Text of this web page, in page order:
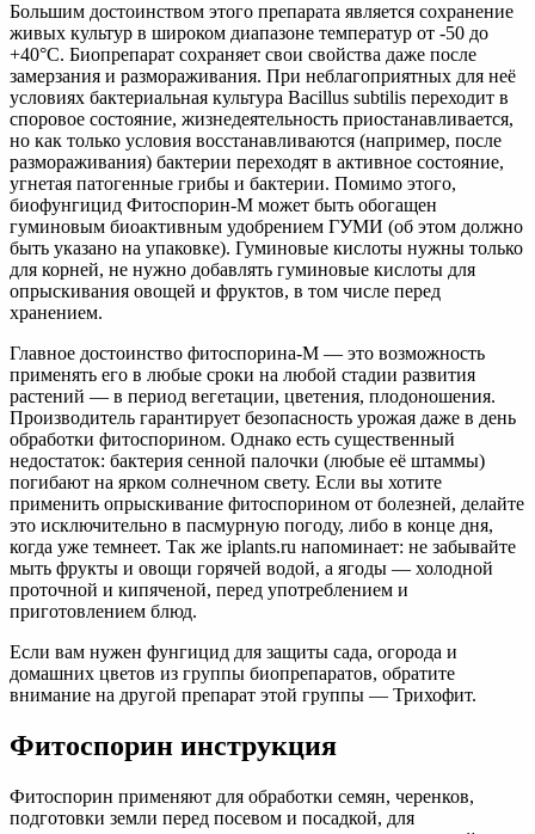
Большим достоинством этого препарата является сохранение
живых культур в широком диапазоне температур от -50 до
+40°С. Биопрепарат сохраняет свои свойства даже после
замерзания и размораживания. При неблагоприятных для неё
условиях бактериальная культура Bacillus subtilis переходит в
споровое состояние, жизнедеятельность приостанавливается,
но как только условия восстанавливаются (например, после
размораживания) бактерии переходят в активное состояние,
угнетая патогенные грибы и бактерии. Помимо этого,
биофунгицид Фитоспорин-М может быть обогащен
гуминовым биоактивным удобрением ГУМИ (об этом должно
быть указано на упаковке). Гуминовые кислоты нужны только
для корней, не нужно добавлять гуминовые кислоты для
опрыскивания овощей и фруктов, в том числе перед
хранением.
Главное достоинство фитоспорина-М — это возможность
применять его в любые сроки на любой стадии развития
растений — в период вегетации, цветения, плодоношения.
Производитель гарантирует безопасность урожая даже в день
обработки фитоспорином. Однако есть существенный
недостаток: бактерия сенной палочки (любые её штаммы)
погибают на ярком солнечном свету. Если вы хотите
применить опрыскивание фитоспорином от болезней, делайте
это исключительно в пасмурную погоду, либо в конце дня,
когда уже темнеет. Так же iplants.ru напоминает: не забывайте
мыть фрукты и овощи горячей водой, а ягоды — холодной
проточной и кипяченой, перед употреблением и
приготовлением блюд.
Если вам нужен фунгицид для защиты сада, огорода и
домашних цветов из группы биопрепаратов, обратите
внимание на другой препарат этой группы — Трихофит.
Фитоспорин инструкция
Фитоспорин применяют для обработки семян, черенков,
подготовки земли перед посевом и посадкой, для